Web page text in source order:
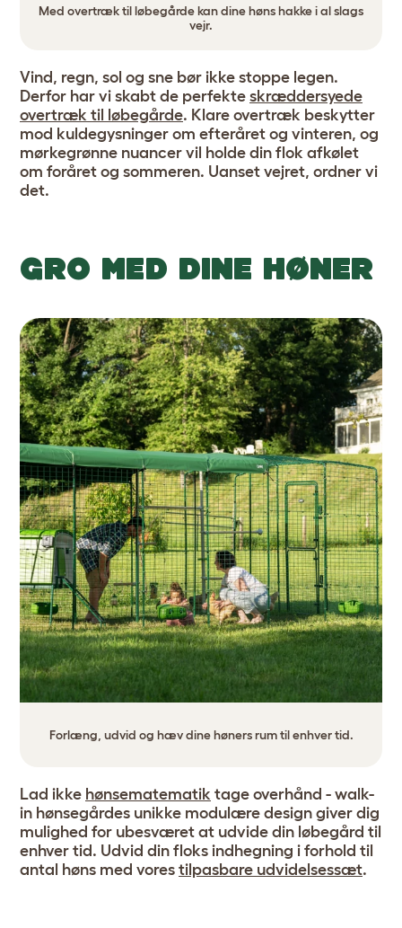
Med overtræk til løbegårde kan dine høns hakke i al slags
vejr.
Vind, regn, sol og sne bør ikke stoppe legen.
Derfor har vi skabt de perfekte skræddersyede
overtræk til løbegårde. Klare overtræk beskytter
mod kuldegysninger om efteråret og vinteren, og
mørkegrønne nuancer vil holde din flok afkølet
om foråret og sommeren. Uanset vejret, ordner vi
det.
GRO MED DINE HØNER
Forlæng, udvid og hæv dine høners rum til enhver tid.
Lad ikke hønsematematik tage overhånd - walk-
in hønsegårdes unikke modulære design giver dig
mulighed for ubesværet at udvide din løbegård til
enhver tid. Udvid din floks indhegning i forhold til
antal høns med vores tilpasbare udvidelsessæt.